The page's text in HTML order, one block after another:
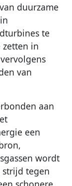
duurzame
te
in
van
aan
een
wordt
tegen